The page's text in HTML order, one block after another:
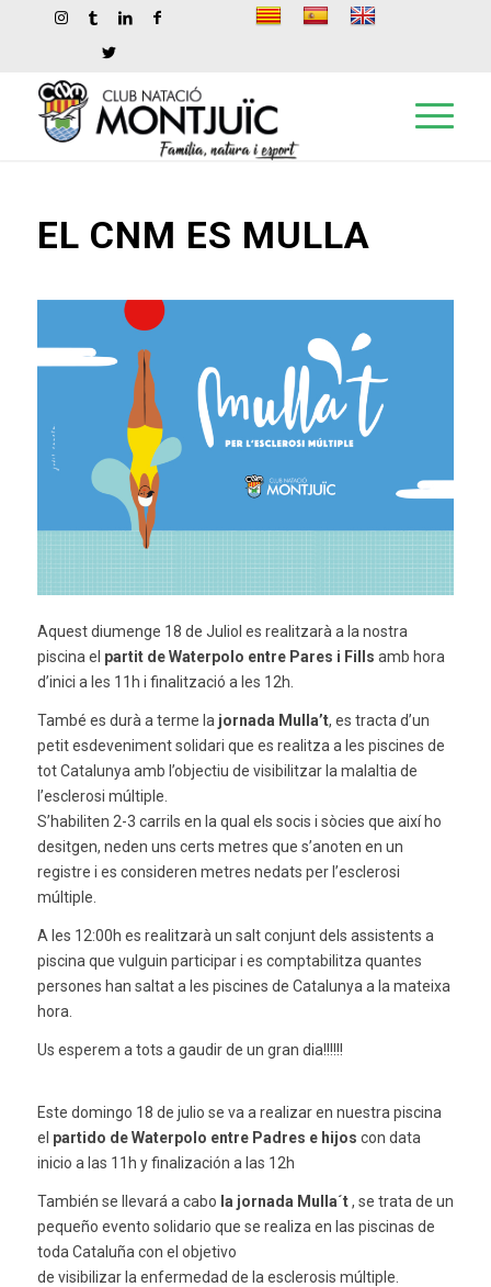
EL CNM ES MULLA
Aquest diumenge 18 de Juliol es realitzarà a la nostra
piscina el partit de Waterpolo entre Pares i Fills amb hora
d’inici a les 11h i finalització a les 12h.
També es durà a terme la jornada Mulla’t, es tracta d’un
petit esdeveniment solidari que es realitza a les piscines de
tot Catalunya amb l’objectiu de visibilitzar la malaltia de
l’esclerosi múltiple.
S’habiliten 2-3 carrils en la qual els socis i sòcies que així ho
desitgen, neden uns certs metres que s’anoten en un
registre i es consideren metres nedats per l’esclerosi
múltiple.
A les 12:00h es realitzarà un salt conjunt dels assistents a
piscina que vulguin participar i es comptabilitza quantes
persones han saltat a les piscines de Catalunya a la mateixa
hora.
Us esperem a tots a gaudir de un gran dia!!!!!!
Este domingo 18 de julio se va a realizar en nuestra piscina
el partido de Waterpolo entre Padres e hijos con data
inicio a las 11h y finalización a las 12h
También se llevará a cabo la jornada Mulla´t, se trata de un
pequeño evento solidario que se realiza en las piscinas de
toda Cataluña con el objetivo
de visibilizar la enfermedad de la esclerosis múltiple.